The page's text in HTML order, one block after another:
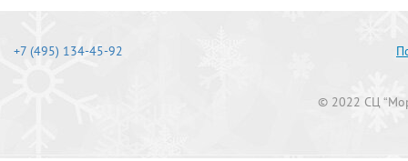
+7 (495) 134-45-92
© 2022 СЦ